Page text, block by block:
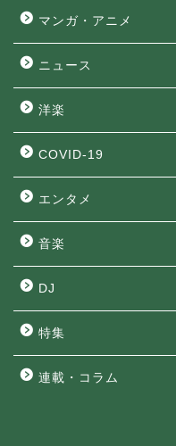
マンガ・アニメ
ニュース
洋楽
COVID-19
エンタメ
音楽
DJ
特集
連載・コラム